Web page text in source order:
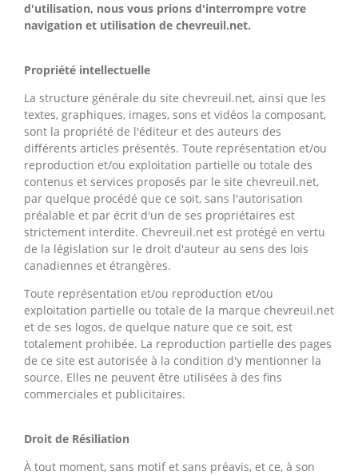
d'utilisation, nous vous prions d'interrompre votre
navigation et utilisation de chevreuil.net.
Propriété intellectuelle
La structure générale du site chevreuil.net, ainsi que les
textes, graphiques, images, sons et vidéos la composant,
sont la propriété de l'éditeur et des auteurs des
différents articles présentés. Toute représentation et/ou
reproduction et/ou exploitation partielle ou totale des
contenus et services proposés par le site chevreuil.net,
par quelque procédé que ce soit, sans l'autorisation
préalable et par écrit d'un de ses propriétaires est
strictement interdite. Chevreuil.net est protégé en vertu
de la législation sur le droit d'auteur au sens des lois
canadiennes et étrangères.
Toute représentation et/ou reproduction et/ou
exploitation partielle ou totale de la marque chevreuil.net
et de ses logos, de quelque nature que ce soit, est
totalement prohibée. La reproduction partielle des pages
de ce site est autorisée à la condition d'y mentionner la
source. Elles ne peuvent être utilisées à des fins
commerciales et publicitaires.
Droit de Résiliation
À tout moment, sans motif et sans préavis, et ce, à son